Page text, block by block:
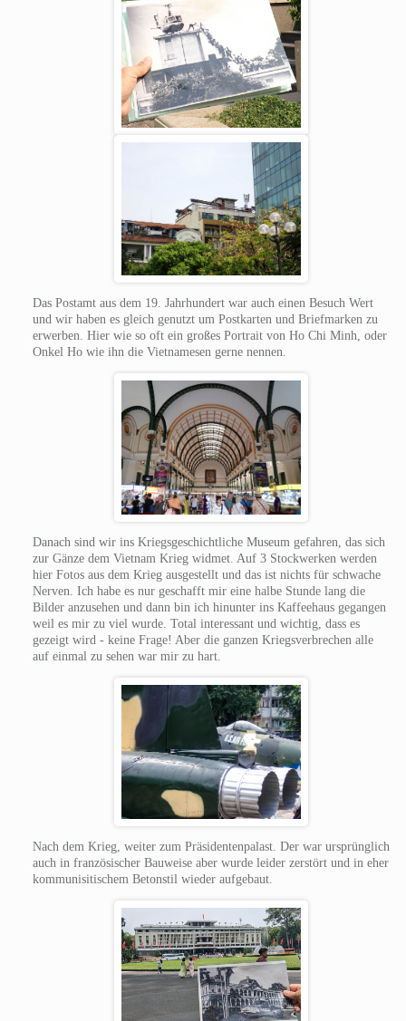
Das Postamt aus dem 19. Jahrhundert war auch einen Besuch Wert
und wir haben es gleich genutzt um Postkarten und Briefmarken zu
erwerben. Hier wie so oft ein großes Portrait von Ho Chi Minh, oder
Onkel Ho wie ihn die Vietnamesen gerne nennen.
Danach sind wir ins Kriegsgeschichtliche Museum gefahren, das sich
zur Gänze dem Vietnam Krieg widmet. Auf 3 Stockwerken werden
hier Fotos aus dem Krieg ausgestellt und das ist nichts für schwache
Nerven. Ich habe es nur geschafft mir eine halbe Stunde lang die
Bilder anzusehen und dann bin ich hinunter ins Kaffeehaus gegangen
weil es mir zu viel wurde. Total interessant und wichtig, dass es
gezeigt wird - keine Frage! Aber die ganzen Kriegsverbrechen alle
auf einmal zu sehen war mir zu hart.
Nach dem Krieg, weiter zum Präsidentenpalast. Der war ursprünglich
auch in französischer Bauweise aber wurde leider zerstört und in eher
kommunisitischem Betonstil wieder aufgebaut.